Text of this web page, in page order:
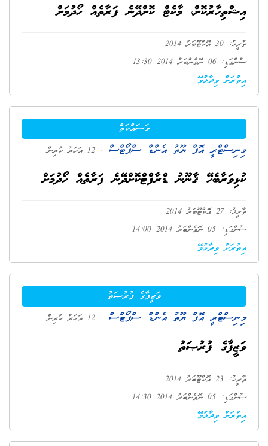
އިޝްތިހާރުކޮށް، މާކެޓް ކޮށްދޭނެ ފަރާތެއް ހޯދުމަށް
ތާރީޚު: 30 އޮކްޓޫބަރު 2014
ސުންގަޑި: 06 ނޮވެންބަރު 2014 13:30
އިތުރަށް ވިދާޅުވޭ
މަސައްކަތް
މިނިސްޓްރީ އޮފް ޔޫތު އެންޑް ސްޕޯޓްސް . 12 އަހަރު ކުރިން
ކުޅިވަރާބެހޭ ޤާނޫނު ޑްރާފްޓްކޮށްދޭނެ ފަރާތެއް ހޯދުމަށް
ތާރީޚު: 27 އޮކްޓޫބަރު 2014
ސުންގަޑި: 05 ނޮވެންބަރު 2014 14:00
އިތުރަށް ވިދާޅުވޭ
ވަޒީފާގެ ފުރުޞަތު
މިނިސްޓްރީ އޮފް ޔޫތު އެންޑް ސްޕޯޓްސް . 12 އަހަރު ކުރިން
ވަޒީފާގެ ފުރުޞަތު
ތާރީޚު: 23 އޮކްޓޫބަރު 2014
ސުންގަޑި: 05 ނޮވެންބަރު 2014 14:30
އިތުރަށް ވިދާޅުވޭ